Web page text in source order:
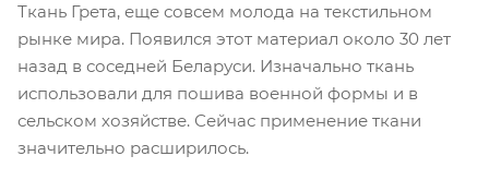
Ткань Грета, еще совсем молода на текстильном
рынке мира. Появился этот материал около 30 лет
назад в соседней Беларуси. Изначально ткань
использовали для пошива военной формы и в
сельском хозяйстве. Сейчас применение ткани
значительно расширилось.